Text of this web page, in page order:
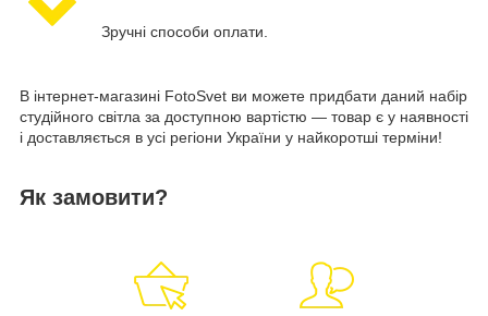
Зручні способи оплати.
В інтернет-магазині FotoSvet ви можете придбати даний набір
студійного світла за доступною вартістю — товар є у наявності
і доставляється в усі регіони України у найкоротші терміни!
Як замовити?